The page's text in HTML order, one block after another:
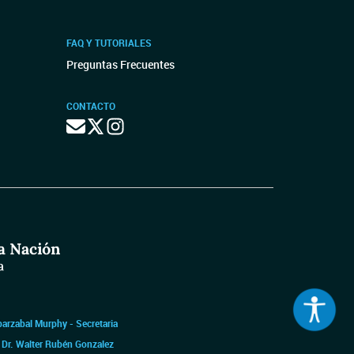
FAQ Y TUTORIALES
Preguntas Frecuentes
CONTACTO
Murphy - Secretaria
Dr. Walter Rubén Gonzalez